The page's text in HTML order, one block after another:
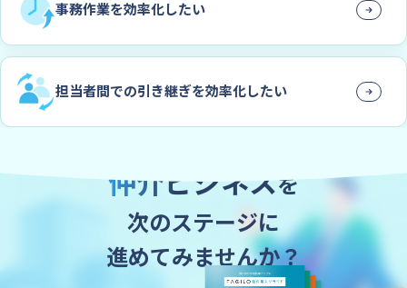
事務作業を効率化したい
担当者間での引き継ぎを効率化したい
仲介ビジネスを
次のステージに
進めてみませんか？